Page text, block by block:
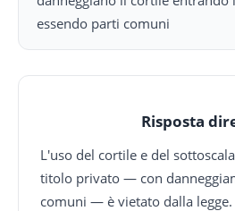
essendo parti comuni
Risposta
L'uso del cortile e del
titolo privato — con
comuni — è vietato dalla